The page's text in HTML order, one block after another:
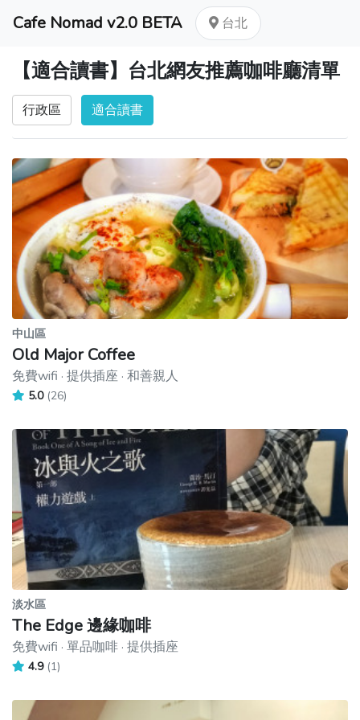
Cafe Nomad v2.0 BETA 台北
【適合讀書】台北網友推薦咖啡廳清單
行政區 適合讀書
中山區
Old Major Coffee
免費wifi · 提供插座 · 和善親人
5.0 (26)
淡水區
The Edge 邊緣咖啡
免費wifi · 單品咖啡 · 提供插座
4.9 (1)